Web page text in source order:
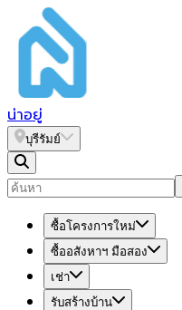
น่าอยู่
บุรีรัมย์
ซื้อโครงการใหม่
ซื้ออสังหาฯ มือสอง
เช่า
รับสร้างบ้าน